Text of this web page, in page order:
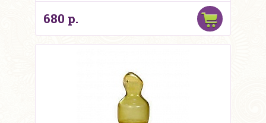
680 р.